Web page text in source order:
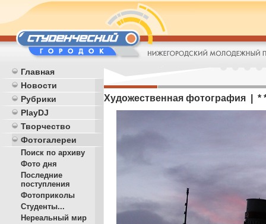
Главная
Новости
Рубрики
PlayDJ
Творчество
Фотогалереи
Поиск по архиву
Фото дня
Последние
поступления
Фотоприколы
Студенты...
Нереальный мир
Художественная фотография | *